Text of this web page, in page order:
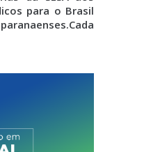
para o Brasil